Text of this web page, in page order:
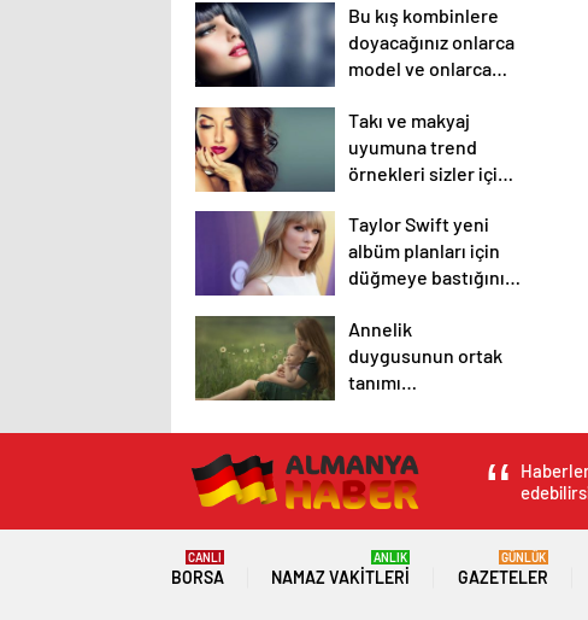
Bu kış kombinlere
doyacağınız onlarca
model ve onlarca
Takı ve makyaj
uyumuna trend
örnekleri sizler için
Taylor Swift yeni
albüm planları için
düğmeye bastığını
duyurdu!
Annelik
duygusunun ortak
tanımı
başlık.
BORSA
CANLI
NAMAZ VAKITLERI
ANLIK
GAZETELER
GÜNLÜK